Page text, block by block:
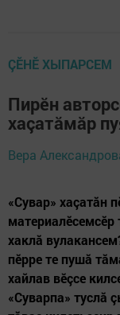
ÇӖНӖ ХЫПАРСЕМ
Пирӗн
хаçатăмăр
Вера
«Сувар» хаçатăн
материалӗсемсӗр
хаклă
пӗрре те пушă
хайлав вӗçсе
«Суварпа» туслă